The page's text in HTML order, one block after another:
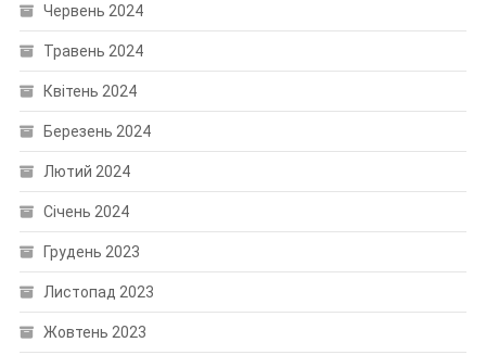
Червень 2024
Травень 2024
Квітень 2024
Березень 2024
Лютий 2024
Січень 2024
Грудень 2023
Листопад 2023
Жовтень 2023